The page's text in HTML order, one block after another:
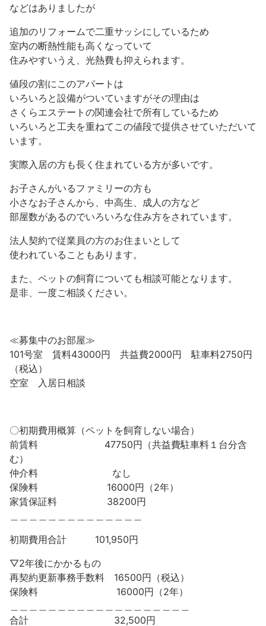
などはありましたが
追加のリフォームで二重サッシにしているため
室内の断熱性能も高くなっていて
住みやすいうえ、光熱費も抑えられます。
値段の割にこのアパートは
いろいろと設備がついていますがその理由は
さくらエステートの関連会社で所有しているため
いろいろと工夫を重ねてこの値段で提供させていただいて
います。
実際入居の方も長く住まれている方が多いです。
お子さんがいるファミリーの方も
小さなお子さんから、中高生、成人の方など
部屋数があるのでいろいろな住み方をされています。
法人契約で従業員の方のお住まいとして
使われていることもあります。
また、ペットの飼育についても相談可能となります。
是非、一度ご相談ください。
≪募集中のお部屋≫
101号室 賃料43000円 共益費2000円 駐車料2750円
（税込）
空室 入居日相談
〇初期費用概算（ペットを飼育しない場合）
前賃料 47750円（共益費駐車料１台分含
む）
仲介料 なし
保険料 16000円（2年）
家賃保証料 38200円
初期費用合計 101,950円
▽2年後にかかるもの
再契約更新事務手数料 16500円（税込）
保険料 16000円（2年）
合計 32,500円